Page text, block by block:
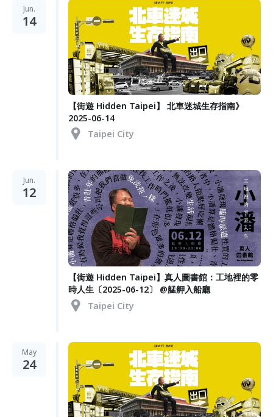
Jun.
14
【街遊 Hidden Taipei】 北車迷城生存指南》
2025-06-14
Taipei City
Jun.
12
【街遊 Hidden Taipei】真人圖書館：工地裡的零
時人生〔2025-06-12〕 @艋舺入船廳
Taipei City
May
24